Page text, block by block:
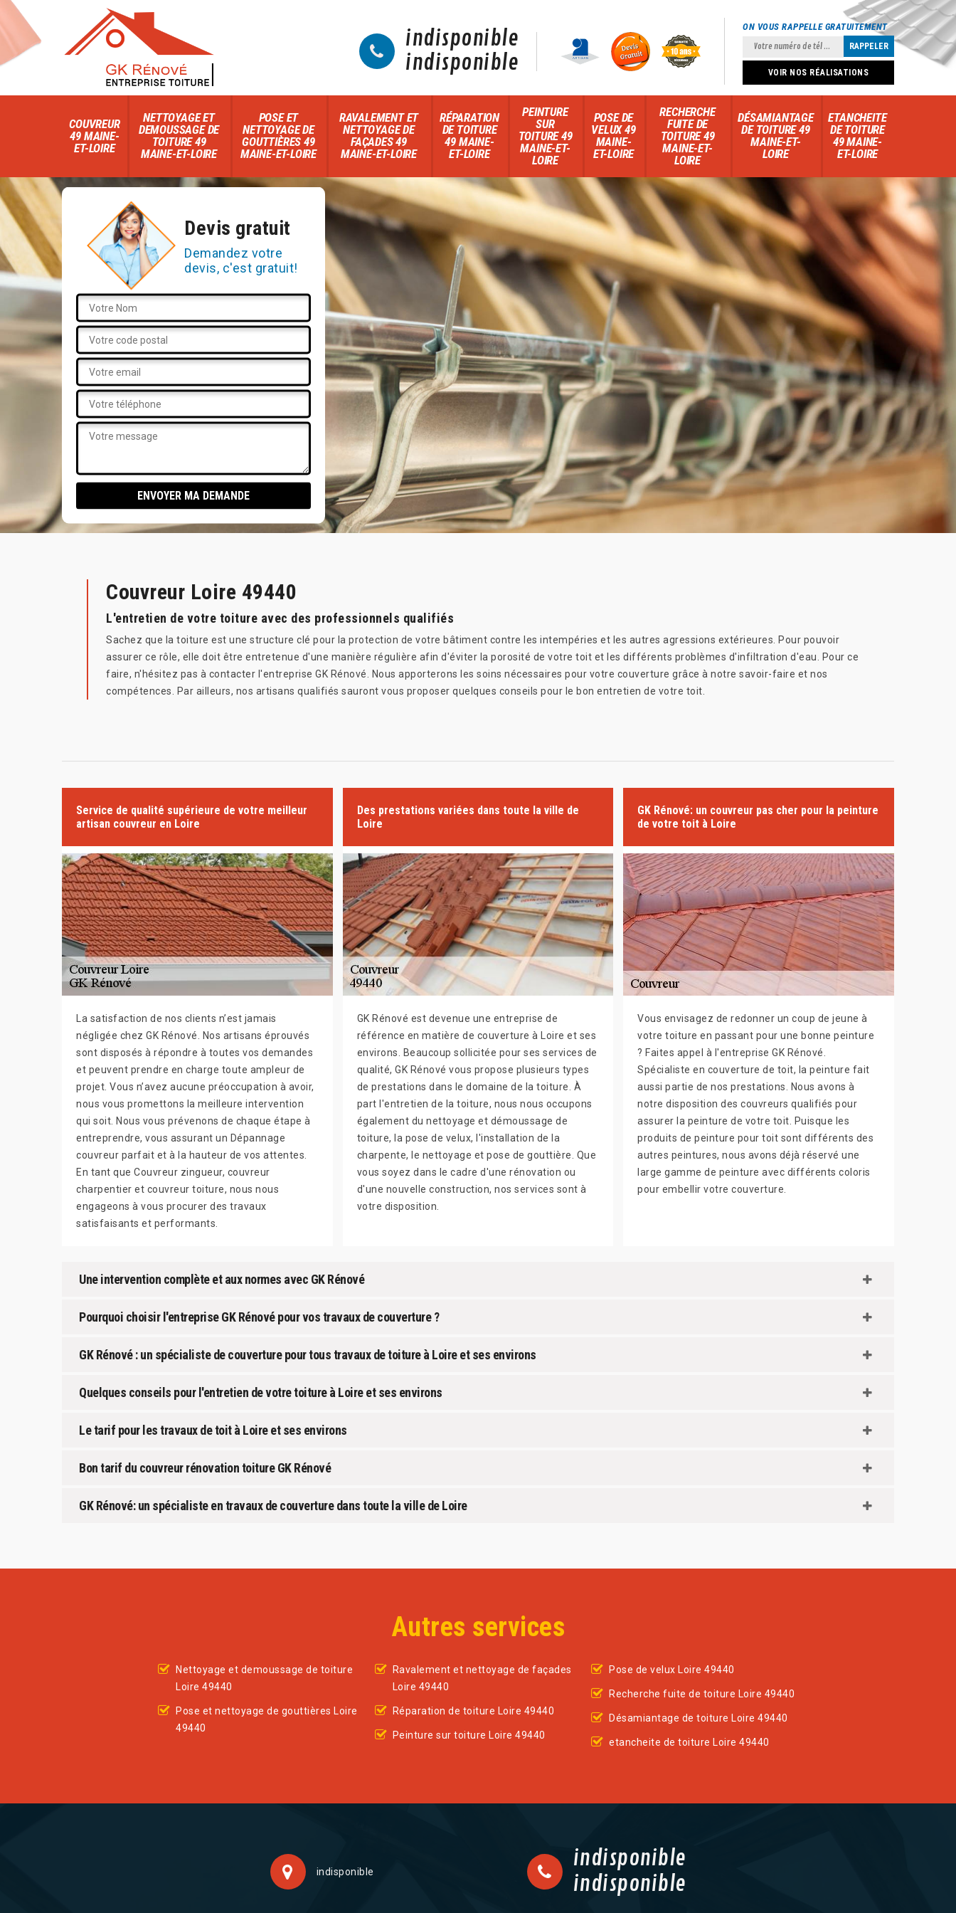
indisponible
indisponible
ON VOUS RAPPELLE GRATUITEMENT
VOIR NOS RÉALISATIONS
COUVREUR
49 MAINE-
ET-LOIRE
NETTOYAGE ET
DEMOUSSAGE DE
TOITURE 49
MAINE-ET-LOIRE
POSE ET
NETTOYAGE DE
GOUTTIÈRES 49
MAINE-ET-LOIRE
RAVALEMENT ET
NETTOYAGE DE
FAÇADES 49
MAINE-ET-LOIRE
RÉPARATION
DE TOITURE
49 MAINE-
ET-LOIRE
PEINTURE
SUR
TOITURE 49
MAINE-ET-
LOIRE
POSE DE
VELUX 49
MAINE-
ET-LOIRE
RECHERCHE
FUITE DE
TOITURE 49
MAINE-ET-
LOIRE
DÉSAMIANTAGE
DE TOITURE 49
MAINE-ET-
LOIRE
ETANCHEITE
DE TOITURE
49 MAINE-
ET-LOIRE
Devis gratuit
Demandez votre
devis, c'est gratuit!
Couvreur Loire 49440
L'entretien de votre toiture avec des professionnels qualifiés
Sachez que la toiture est une structure clé pour la protection de votre bâtiment contre les intempéries et les autres agressions extérieures. Pour pouvoir
assurer ce rôle, elle doit être entretenue d'une manière régulière afin d'éviter la porosité de votre toit et les différents problèmes d'infiltration d'eau. Pour ce
faire, n'hésitez pas à contacter l'entreprise GK Rénové. Nous apporterons les soins nécessaires pour votre couverture grâce à notre savoir-faire et nos
compétences. Par ailleurs, nos artisans qualifiés sauront vous proposer quelques conseils pour le bon entretien de votre toit.
Service de qualité supérieure de votre meilleur
artisan couvreur en Loire
La satisfaction de nos clients n’est jamais
négligée chez GK Rénové. Nos artisans éprouvés
sont disposés à répondre à toutes vos demandes
et peuvent prendre en charge toute ampleur de
projet. Vous n’avez aucune préoccupation à avoir,
nous vous promettons la meilleure intervention
qui soit. Nous vous prévenons de chaque étape à
entreprendre, vous assurant un Dépannage
couvreur parfait et à la hauteur de vos attentes.
En tant que Couvreur zingueur, couvreur
charpentier et couvreur toiture, nous nous
engageons à vous procurer des travaux
satisfaisants et performants.
Des prestations variées dans toute la ville de
Loire
GK Rénové est devenue une entreprise de
référence en matière de couverture à Loire et ses
environs. Beaucoup sollicitée pour ses services de
qualité, GK Rénové vous propose plusieurs types
de prestations dans le domaine de la toiture. À
part l'entretien de la toiture, nous nous occupons
également du nettoyage et démoussage de
toiture, la pose de velux, l'installation de la
charpente, le nettoyage et pose de gouttière. Que
vous soyez dans le cadre d'une rénovation ou
d'une nouvelle construction, nos services sont à
votre disposition.
GK Rénové: un couvreur pas cher pour la peinture
de votre toit à Loire
Vous envisagez de redonner un coup de jeune à
votre toiture en passant pour une bonne peinture
? Faites appel à l'entreprise GK Rénové.
Spécialiste en couverture de toit, la peinture fait
aussi partie de nos prestations. Nous avons à
notre disposition des couvreurs qualifiés pour
assurer la peinture de votre toit. Puisque les
produits de peinture pour toit sont différents des
autres peintures, nous avons déjà réservé une
large gamme de peinture avec différents coloris
pour embellir votre couverture.
Une intervention complète et aux normes avec GK Rénové
Pourquoi choisir l'entreprise GK Rénové pour vos travaux de couverture ?
GK Rénové : un spécialiste de couverture pour tous travaux de toiture à Loire et ses environs
Quelques conseils pour l'entretien de votre toiture à Loire et ses environs
Le tarif pour les travaux de toit à Loire et ses environs
Bon tarif du couvreur rénovation toiture GK Rénové
GK Rénové: un spécialiste en travaux de couverture dans toute la ville de Loire
Autres services
Nettoyage et demoussage de toiture
Loire 49440
Pose et nettoyage de gouttières Loire
49440
Ravalement et nettoyage de façades
Loire 49440
Réparation de toiture Loire 49440
Peinture sur toiture Loire 49440
Pose de velux Loire 49440
Recherche fuite de toiture Loire 49440
Désamiantage de toiture Loire 49440
etancheite de toiture Loire 49440
indisponible
indisponible
indisponible